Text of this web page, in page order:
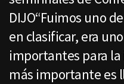
DIJO“Fuimos uno
en clasificar, era
importantes para
más importante es